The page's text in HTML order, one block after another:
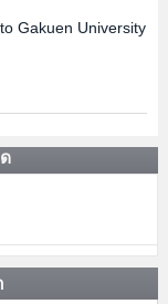
Gakuen University